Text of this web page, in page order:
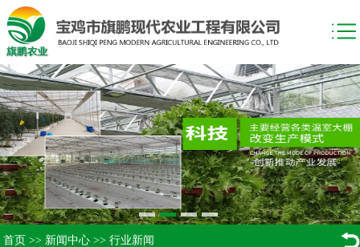
首页 >> 新闻中心 >> 行业新闻